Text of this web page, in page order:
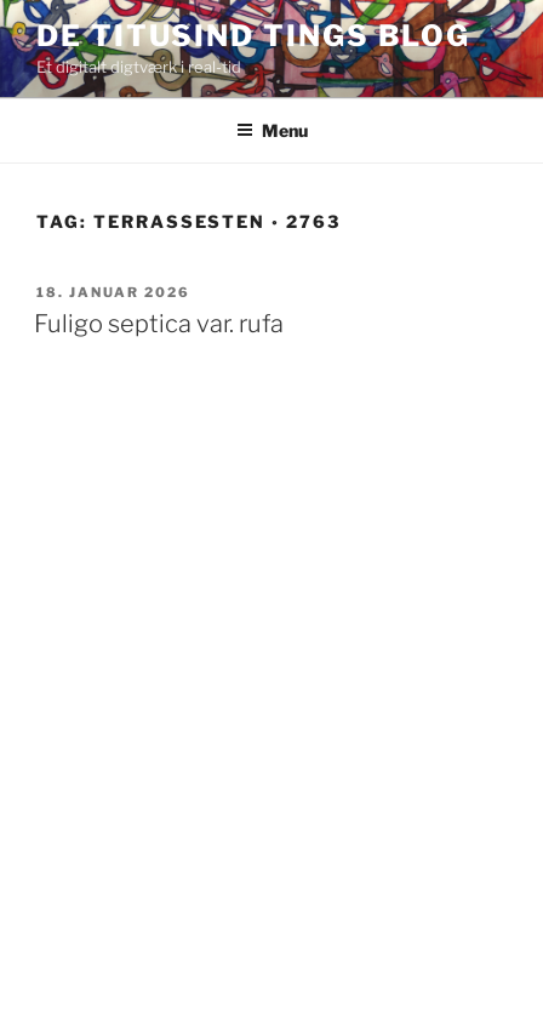
Videre
til
indhold
DE TITUSIND TINGS BLOG
Et digitalt digtværk i real-tid
Menu
TAG: TERRASSESTEN ◦ 2763
UDGIVET
DEN
18. JANUAR 2026
Fuligo septica var. rufa